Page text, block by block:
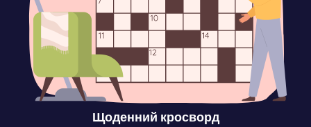
Щоденний кросворд